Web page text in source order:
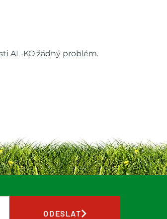
AL-KO žádný problém.
ODESLAT